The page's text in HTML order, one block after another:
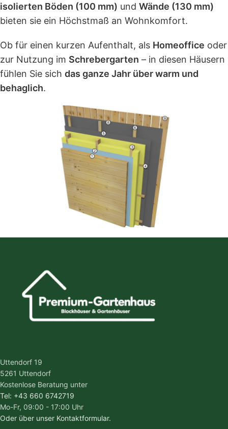
isolierten Böden (100 mm) und Wände (130 mm)
bieten sie ein Höchstmaß an Wohnkomfort.
Ob für einen kurzen Aufenthalt, als Homeoffice oder
zur Nutzung im Schrebergarten – in diesen Häusern
fühlen Sie sich das ganze Jahr über warm und
behaglich.
Uttendorf 19
5261 Uttendorf
Kostenlose Beratung unter
Tel: +43 660 6742719
Mo-Fr, 09:00 - 17:00 Uhr
Oder über unser Kontaktformular.